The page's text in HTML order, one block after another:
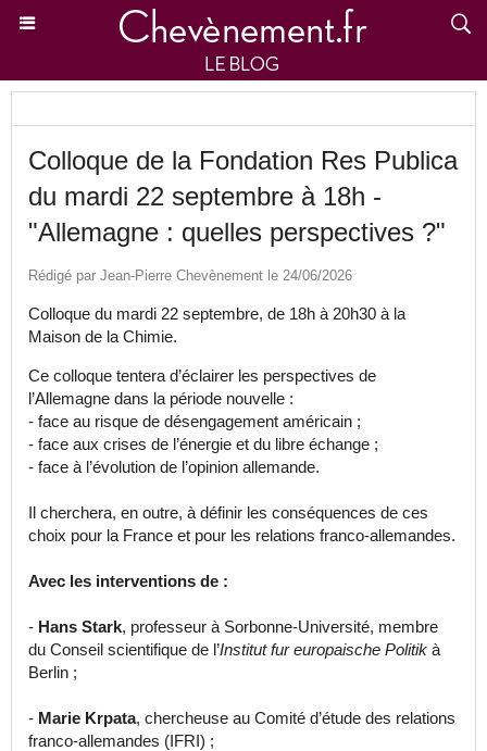
Colloque de la Fondation Res Publica
du mardi 22 septembre à 18h -
"Allemagne : quelles perspectives ?"
Rédigé par Jean-Pierre Chevènement le 24/06/2026
Colloque du mardi 22 septembre, de 18h à 20h30 à la
Maison de la Chimie.
Ce colloque tentera d’éclairer les perspectives de
l’Allemagne dans la période nouvelle :
- face au risque de désengagement américain ;
- face aux crises de l’énergie et du libre échange ;
- face à l’évolution de l’opinion allemande.
Il cherchera, en outre, à définir les conséquences de ces
choix pour la France et pour les relations franco-allemandes.
Avec les interventions de :
- Hans Stark, professeur à Sorbonne-Université, membre
du Conseil scientifique de l’Institut fur europaische Politik à
Berlin ;
- Marie Krpata, chercheuse au Comité d’étude des relations
franco-allemandes (IFRI) ;